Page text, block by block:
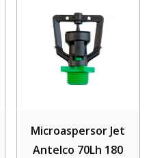
Microaspersor Jet
Antelco 70Lh 180